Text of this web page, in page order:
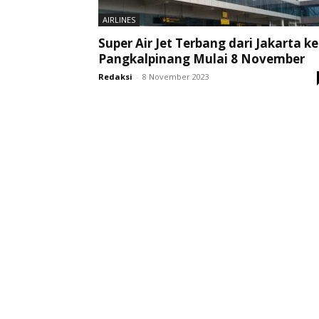
AIRLINES
Super Air Jet Terbang dari Jakarta ke
Pangkalpinang Mulai 8 November
Redaksi - 8 November 2023